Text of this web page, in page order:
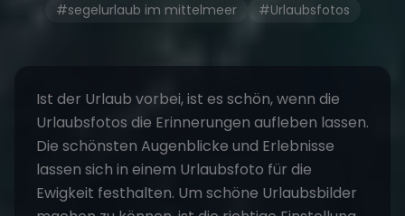
#segelurlaub im mittelmeer
#Urlaubsfotos
Ist der Urlaub vorbei, ist es schön, wenn die
Urlaubsfotos die Erinnerungen aufleben lassen.
Die schönsten Augenblicke und Erlebnisse
lassen sich in einem Urlaubsfoto für die
Ewigkeit festhalten. Um schöne Urlaubsbilder